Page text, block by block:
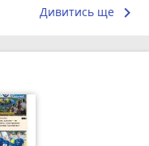
Дивитись ще keyboard_arrow_right